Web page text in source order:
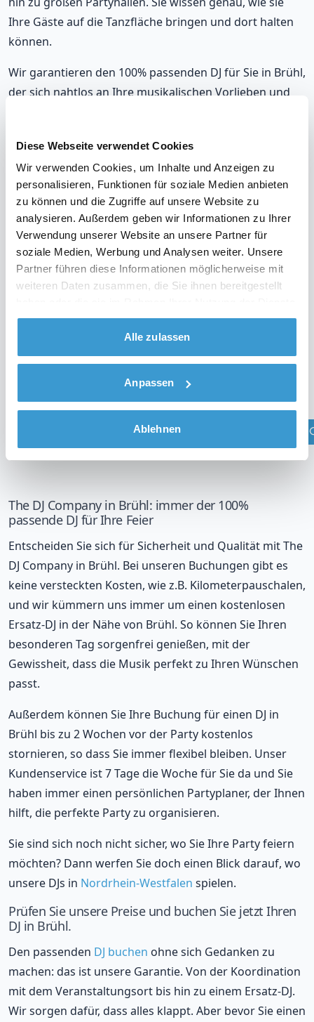
Diese Webseite verwendet Cookies
Wir verwenden Cookies, um Inhalte und Anzeigen zu
personalisieren, Funktionen für soziale Medien anbieten
zu können und die Zugriffe auf unsere Website zu
analysieren. Außerdem geben wir Informationen zu Ihrer
Verwendung unserer Website an unsere Partner für
soziale Medien, Werbung und Analysen weiter. Unsere
Partner führen diese Informationen möglicherweise mit
weiteren Daten zusammen, die Sie ihnen bereitgestellt
gesammelt haben.
Alle zulassen
Anpassen
Ablehnen
Ihre Gäste auf die Tanzfläche bringen und dort halten
können.
Wir garantieren den 100% passenden DJ für Sie in Brühl,
der sich nahtlos an Ihre musikalischen Vorlieben und
Unsere DJs gehören zu den meistgebuchten in Brühl,
mit einer durchschnittlichen Bewertung von 9,2. Und im
unwahrscheinlichen Fall, dass Sie mit Ihrem DJ nicht
zufrieden sind? Erhalten Sie Ihr Geld zurück.
Sehen Sie sich das Video über unsere Arbeitsweise
Überprüfen Sie Ihren Standort
The DJ Company in Brühl: immer der 100%
passende DJ für Ihre Feier
Entscheiden Sie sich für Sicherheit und Qualität mit The
DJ Company in Brühl. Bei unseren Buchungen gibt es
keine versteckten Kosten, wie z.B. Kilometerpauschalen,
und wir kümmern uns immer um einen kostenlosen
Ersatz-DJ in der Nähe von Brühl. So können Sie Ihren
besonderen Tag sorgenfrei genießen, mit der
Gewissheit, dass die Musik perfekt zu Ihren Wünschen
passt.
Außerdem können Sie Ihre Buchung für einen DJ in
Brühl bis zu 2 Wochen vor der Party kostenlos
stornieren, so dass Sie immer flexibel bleiben. Unser
Kundenservice ist 7 Tage die Woche für Sie da und Sie
haben immer einen persönlichen Partyplaner, der Ihnen
hilft, die perfekte Party zu organisieren.
Sie sind sich noch nicht sicher, wo Sie Ihre Party feiern
möchten? Dann werfen Sie doch einen Blick darauf, wo
unsere DJs in Nordrhein-Westfalen spielen.
Prüfen Sie unsere Preise und buchen Sie jetzt Ihren
DJ in Brühl.
Den passenden DJ buchen ohne sich Gedanken zu
machen: das ist unsere Garantie. Von der Koordination
mit dem Veranstaltungsort bis hin zu einem Ersatz-DJ.
Wir sorgen dafür, dass alles klappt. Aber bevor Sie einen